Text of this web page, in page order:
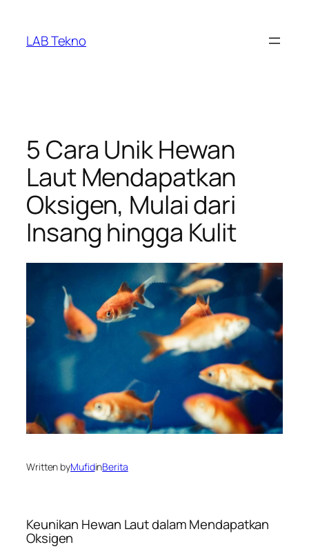
content
LAB Tekno
5 Cara Unik Hewan
Laut Mendapatkan
Oksigen, Mulai dari
Insang hingga Kulit
Written byMufidinBerita
Keunikan Hewan Laut dalam Mendapatkan
Oksigen